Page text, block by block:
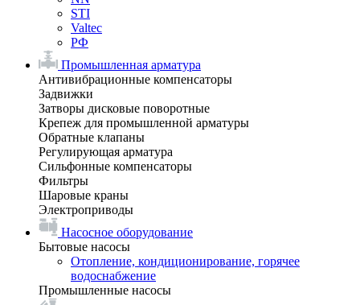
STI
Valtec
РФ
Промышленная арматура
Антивибрационные компенсаторы
Задвижки
Затворы дисковые поворотные
Крепеж для промышленной арматуры
Обратные клапаны
Регулирующая арматура
Сильфонные компенсаторы
Фильтры
Шаровые краны
Электроприводы
Насосное оборудование
Бытовые насосы
Отопление, кондиционирование, горячее
водоснабжение
Промышленные насосы